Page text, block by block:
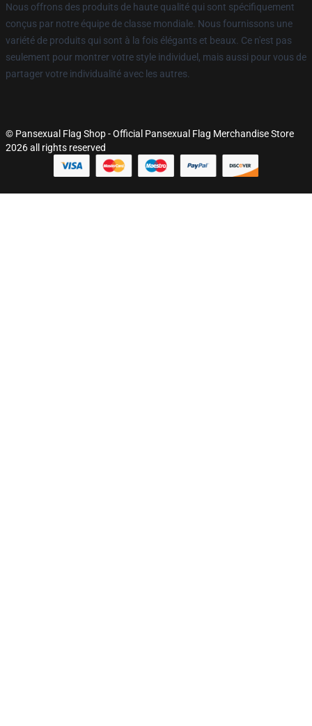
Nous offrons des produits de haute qualité qui sont spécifiquement
conçus par notre équipe de classe mondiale. Nous fournissons une
variété de produits qui sont à la fois élégants et beaux. Ce n'est pas
seulement pour montrer votre style individuel, mais aussi pour vous de
partager votre individualité avec les autres.
© Pansexual Flag Shop - Official Pansexual Flag Merchandise Store
2026 all rights reserved